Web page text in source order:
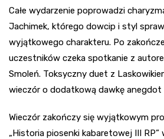
Całe wydarzenie poprowadzi
Jachimek, którego dowcip i styl
wyjątkowego charakteru. Po
uczestników czeka spotkanie z
Smoleń. Toksyczny duet z
wieczór o dodatkową dawkę anegdot
Wieczór zakończy się wyjątkowym
„Historia piosenki kabaretowej III